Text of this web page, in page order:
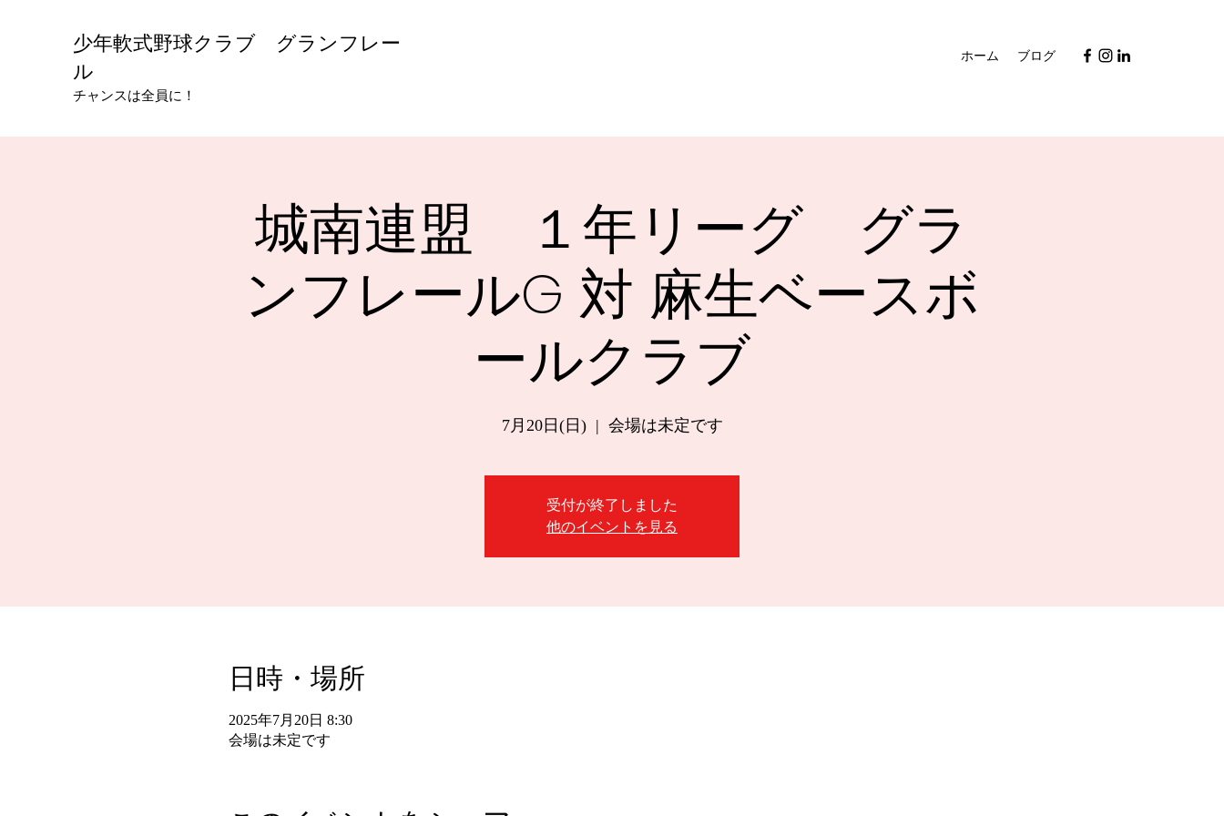
少年軟式野球クラブ グランフレー
ル
チャンスは全員に！
ホーム ブログ
城南連盟 １年リーグ グラ
ンフレールG 対 麻生ベースボ
ールクラブ
7月20日(日)
  |
会場は未定です
受付が終了しました
他のイベントを見る
日時・場所
2025年7月20日 8:30
会場は未定です